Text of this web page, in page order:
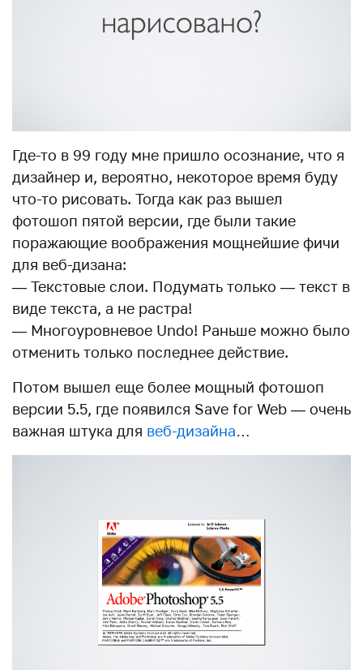
Где-то в 99 году мне пришло осознание, что я
дизайнер и, вероятно, некоторое время буду
что-то рисовать. Тогда как раз вышел
фотошоп пятой версии, где были такие
поражающие воображения мощнейшие фичи
для веб-дизана:
— Текстовые слои. Подумать только — текст в
виде текста, а не растра!
— Многоуровневое Undo! Раньше можно было
отменить только последнее действие.
Потом вышел еще более мощный фотошоп
версии 5.5, где появился Save for Web — очень
важная штука для веб-дизайна…